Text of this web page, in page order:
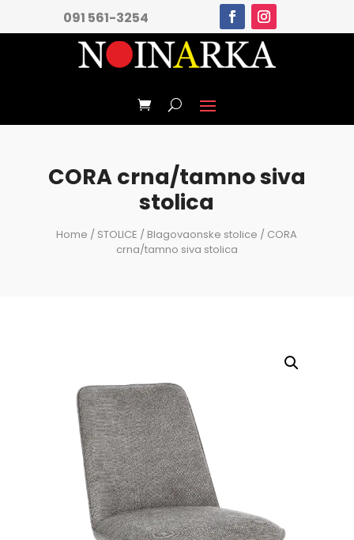
091 561-3254
CORA crna/tamno siva
stolica
Home / STOLICE / Blagovaonske stolice / CORA
crna/tamno siva stolica